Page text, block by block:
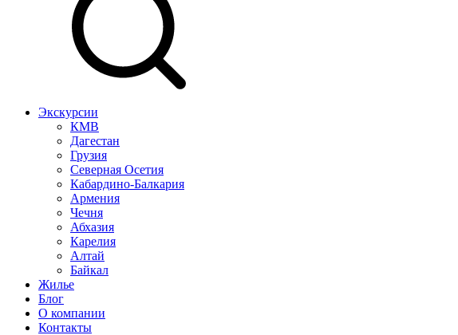
Экскурсии
КМВ
Дагестан
Грузия
Северная Осетия
Кабардино-Балкария
Армения
Чечня
Абхазия
Карелия
Алтай
Байкал
Жилье
Блог
О компании
Контакты